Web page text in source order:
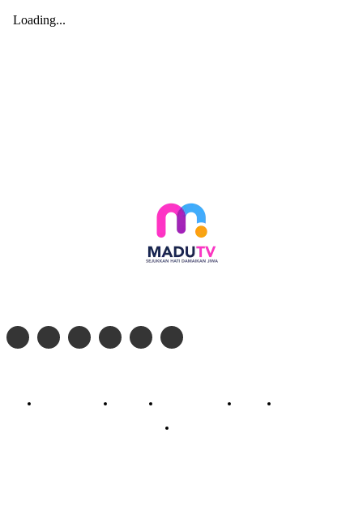
Profil Madu TV Redaksi Pedoman Siber Kontak